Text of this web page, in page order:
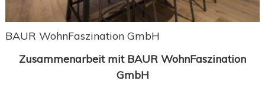
BAUR WohnFaszination GmbH
Zusammenarbeit mit BAUR WohnFaszination
GmbH